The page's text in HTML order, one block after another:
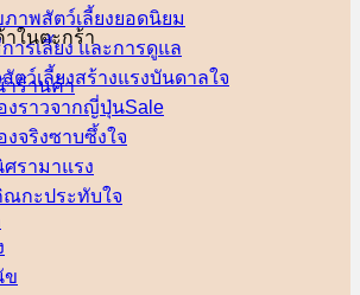
ในตะกร้า
ร้านค้า
าพสัตว์เลี้ยง
ารเลี้ยง และการดูแล
สัตว์เลี้ยงสร้างแรงบันดาลใจ
งราวจากญี่ปุ่น
งจริงซาบซึ้งใจ
รา
กะประทับใจ
ข